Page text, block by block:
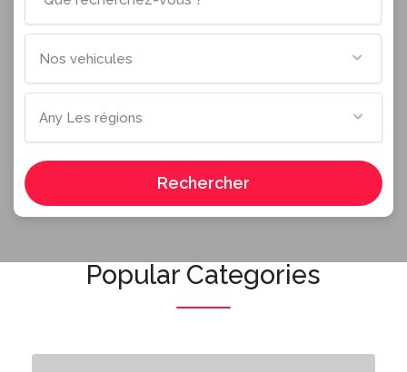
Nos vehicules
Any Les régions
Rechercher
Popular Categories